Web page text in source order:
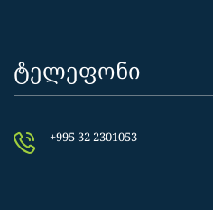
ტელეფონი
+995 32 2301053